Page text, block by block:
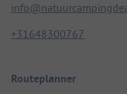
+31648300767
Routeplanner